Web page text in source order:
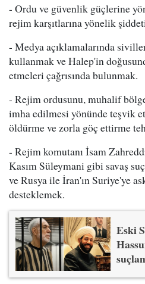
- Ordu ve güvenlik güçlerine
rejim karşıtlarına yönelik
- Medya açıklamalarında
kullanmak ve Halep'in
etmeleri çağrısında bulunmak.
- Rejim ordusunu, muhalif
imha edilmesi yönünde teşvik
öldürme ve zorla göç ettirme
- Rejim komutanı İsam
Kasım Süleymani gibi savaş
ve Rusya ile İran'ın Suriye'ye
desteklemek.
Eski